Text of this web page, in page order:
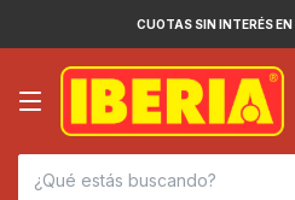
CUOTAS SIN INTERÉS